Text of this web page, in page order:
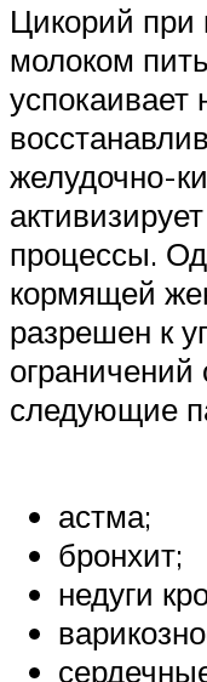
Цикорий при
молоком
успокаивает
желудочно-
процессы.
кормящей
разрешен к
следующие
астма;
бронхит;
недуги